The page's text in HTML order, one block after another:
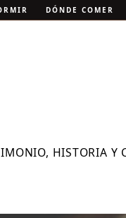
DÓNDE COMER
HISTORIA Y